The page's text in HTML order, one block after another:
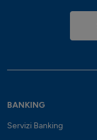
BANKING
Servizi Banking